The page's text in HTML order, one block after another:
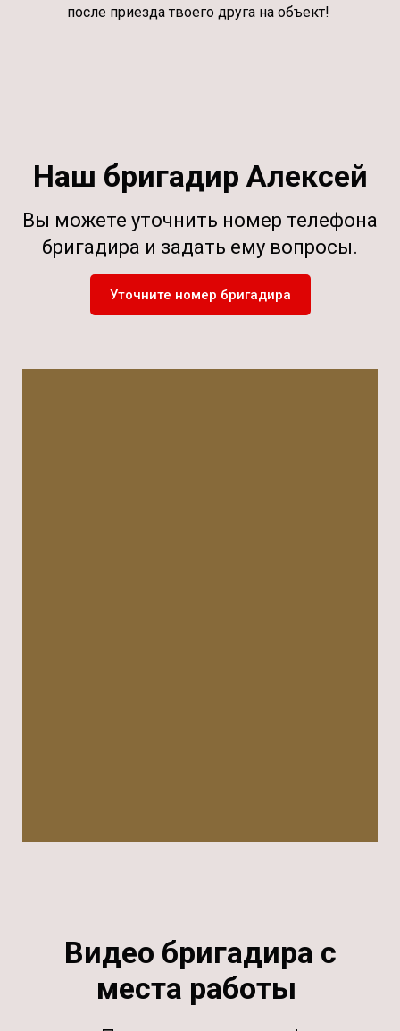
после приезда твоего друга на объект!
Наш бригадир Алексей
Вы можете уточнить номер телефона
бригадира и задать ему вопросы.
Уточните номер бригадира
Видео бригадира с
места работы